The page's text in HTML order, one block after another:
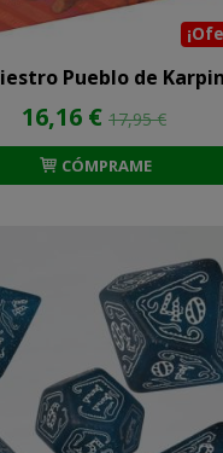
Pueblo de
16,16 € 17,95 €
CÓMPRAME